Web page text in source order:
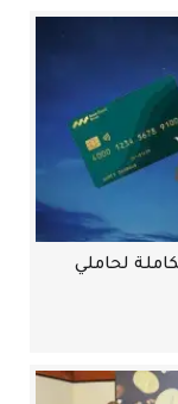
لحاملي